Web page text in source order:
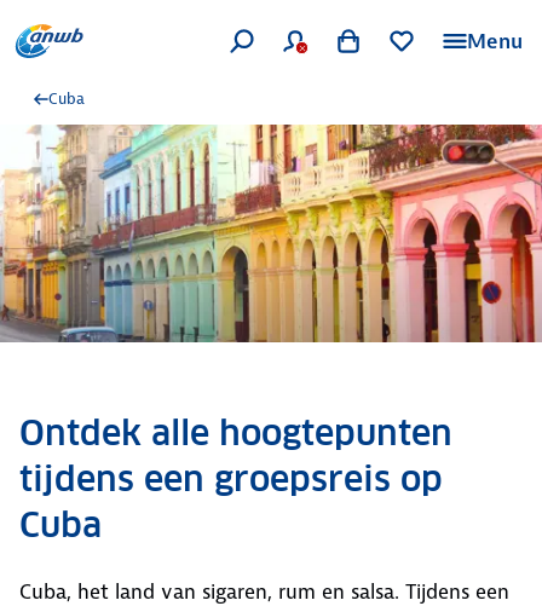
Menu
Cuba
Ontdek alle hoogtepunten
tijdens een groepsreis op
Cuba
Cuba, het land van sigaren, rum en salsa. Tijdens een